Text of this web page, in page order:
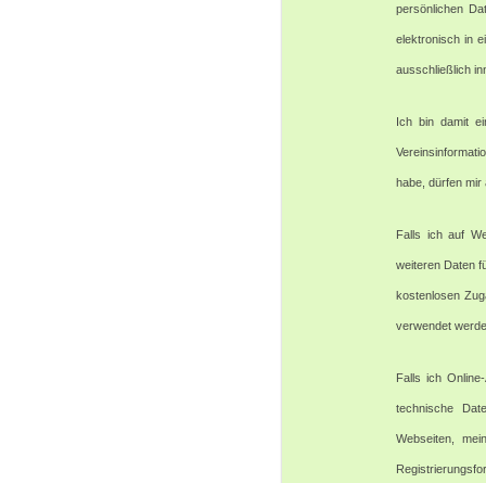
persönlichen
elektronisch in
ausschließlich
Ich bin damit
habe, dürfen mir
Falls ich auf
weiteren Daten
kostenlosen
verwendet
Falls ich
technische
Webseiten,